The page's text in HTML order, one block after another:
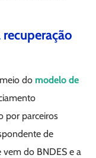
do modelo de
por parceiros
de
do BNDES e a